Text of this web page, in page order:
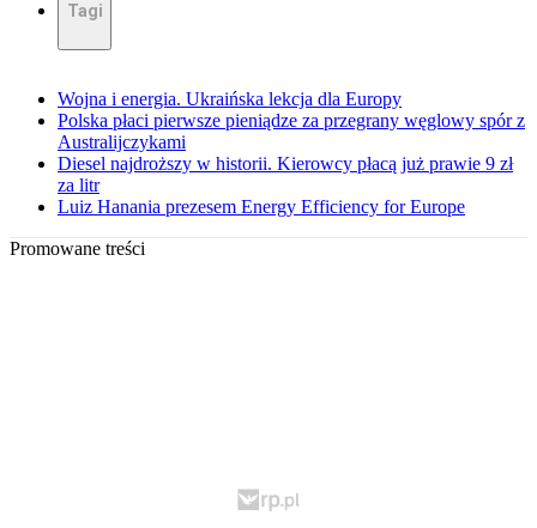
Tagi
Wojna i energia. Ukraińska lekcja dla Europy
Polska płaci pierwsze pieniądze za przegrany węglowy spór z
Australijczykami
Diesel najdroższy w historii. Kierowcy płacą już prawie 9 zł
za litr
Luiz Hanania prezesem Energy Efficiency for Europe
Promowane treści